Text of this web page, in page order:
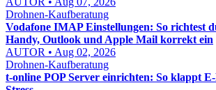
Drohnen-Kaufberatung
Vodafone IMAP Einstellungen: So richtest
Handy, Outlook und Apple Mail korrekt ein
AUTOR • Aug 02, 2026
Drohnen-Kaufberatung
t-online POP Server einrichten: So klappt